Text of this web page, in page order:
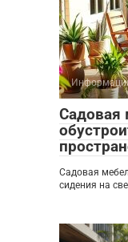
Садовая
Садовая
сидения на